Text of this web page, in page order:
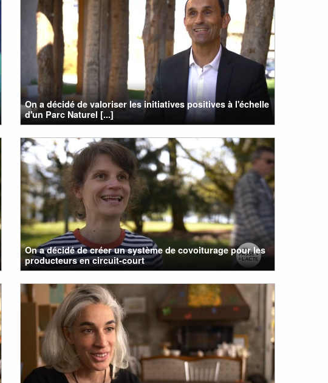
On a décidé de valoriser les initiatives positives à l'échelle
d'un Parc Naturel [...]
On a décidé de créer un système de covoiturage pour les
producteurs en circuit-court